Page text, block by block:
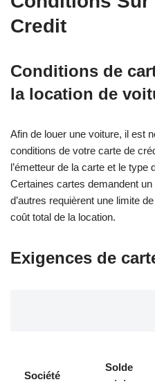
Credit
Conditions de
la location de
Afin de louer une voiture, il est
conditions de votre carte de
l’émetteur de la carte et le
Certaines cartes demandent
d’autres requièrent une limite
coût total de la location.
Exigences de
Société
Solde